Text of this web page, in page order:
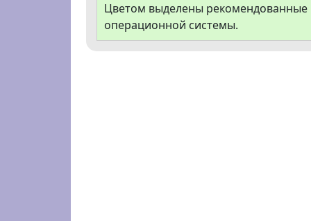
Цветом выделены
операционной системы.